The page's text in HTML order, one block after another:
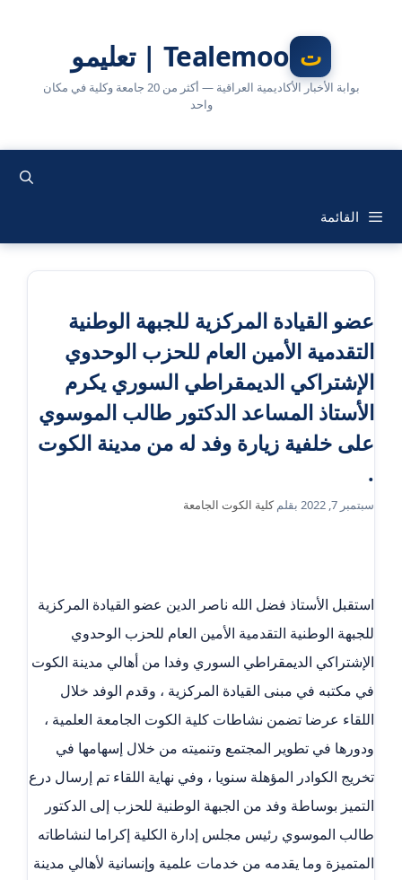
Tealemoo | تعليمو
بوابة الأخبار الأكاديمية العراقية — أكثر من 20 جامعة وكلية في مكان
واحد
القائمة
عضو القيادة المركزية للجبهة الوطنية
التقدمية الأمين العام للحزب الوحدوي
الإشتراكي الديمقراطي السوري يكرم
الأستاذ المساعد الدكتور طالب الموسوي
على خلفية زيارة وفد له من مدينة الكوت
.
سبتمبر 7, 2022 بقلمكلية الكوت الجامعة
استقبل الأستاذ فضل الله ناصر الدين عضو القيادة المركزية
للجبهة الوطنية التقدمية الأمين العام للحزب الوحدوي
الإشتراكي الديمقراطي السوري وفدا من أهالي مدينة الكوت
في مكتبه في مبنى القيادة المركزية ، وقدم الوفد خلال
اللقاء عرضا تضمن نشاطات كلية الكوت الجامعة العلمية ،
ودورها في تطوير المجتمع وتنميته من خلال إسهامها في
تخريج الكوادر المؤهلة سنويا ، وفي نهاية اللقاء تم إرسال درع
التميز بوساطة وفد من الجبهة الوطنية للحزب إلى الدكتور
طالب الموسوي رئيس مجلس إدارة الكلية إكراما لنشاطاته
المتميزة وما يقدمه من خدمات علمية وإنسانية لأهالي مدينة